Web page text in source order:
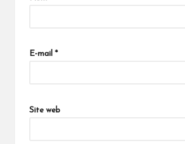
E-mail *
Site web